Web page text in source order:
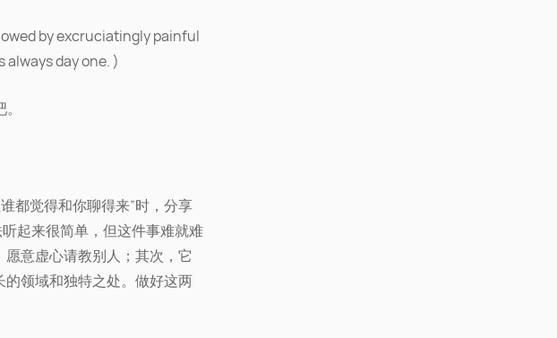
by excruciatingly painful
day one. )
都觉得和你聊得来”时，分享
起来很简单，但这件事难就难
意虚心请教别人；其次，它
领域和独特之处。做好这两